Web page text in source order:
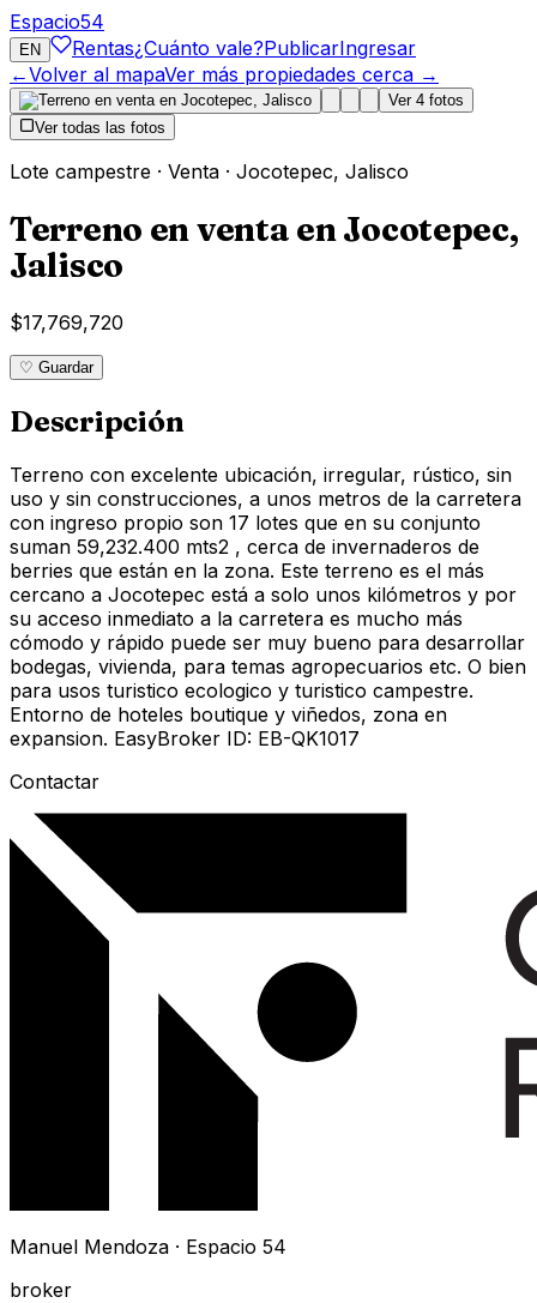
Espacio54
EN Rentas¿Cuánto vale?PublicarIngresar
←Volver al mapaVer más propiedades cerca →
Ver 4 fotos
Ver todas las fotos
Lote campestre · Venta · Jocotepec, Jalisco
Terreno en venta en Jocotepec,
Jalisco
$17,769,720
♡ Guardar
Descripción
Terreno con excelente ubicación, irregular, rústico, sin
uso y sin construcciones, a unos metros de la carretera
con ingreso propio son 17 lotes que en su conjunto
suman 59,232.400 mts2 , cerca de invernaderos de
berries que están en la zona. Este terreno es el más
cercano a Jocotepec está a solo unos kilómetros y por
su acceso inmediato a la carretera es mucho más
cómodo y rápido puede ser muy bueno para desarrollar
bodegas, vivienda, para temas agropecuarios etc. O bien
para usos turistico ecologico y turistico campestre.
Entorno de hoteles boutique y viñedos, zona en
expansion. EasyBroker ID: EB-QK1017
Contactar
Manuel Mendoza · Espacio 54
broker